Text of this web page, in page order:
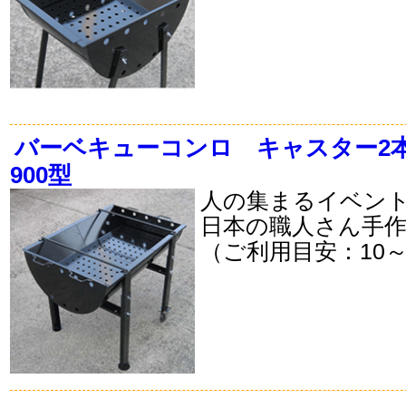
バーベキューコンロ キャスター2
900型
人の集まるイベン
日本の職人さん手
（ご利用目安：10